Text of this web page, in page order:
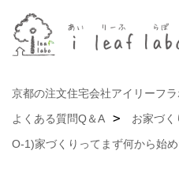
京都の注文住宅会社アイリーフラ
よくある質問Q＆A
お家づく
O-1)家づくりってまず何から始